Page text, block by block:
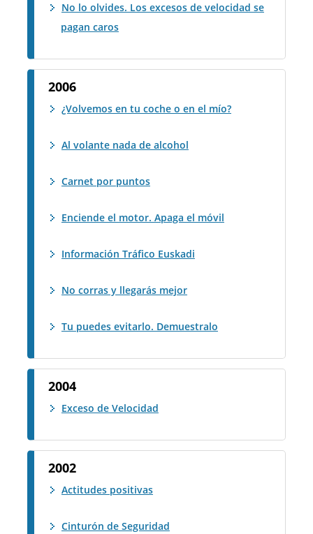
No lo olvides. Los excesos de velocidad se
pagan caros
2006
¿Volvemos en tu coche o en el mío?
Al volante nada de alcohol
Carnet por puntos
Enciende el motor. Apaga el móvil
Información Tráfico Euskadi
No corras y llegarás mejor
Tu puedes evitarlo. Demuestralo
2004
Exceso de Velocidad
2002
Actitudes positivas
Cinturón de Seguridad